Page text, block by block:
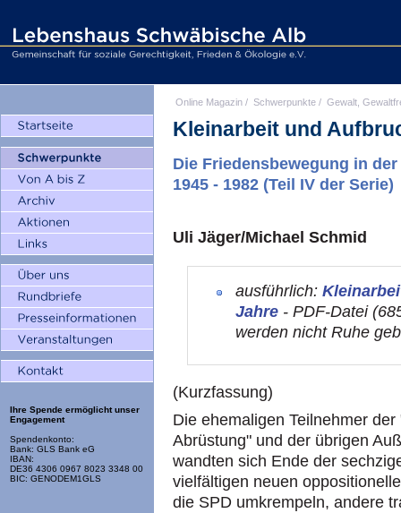
Ihre Spende ermöglicht unser
Engagement
Spendenkonto:
Bank: GLS Bank eG
IBAN:
DE36 4306 0967 8023 3348 00
BIC: GENODEM1GLS
Online Magazin / Schwerpunkte / Gewalt,
Kleinarbeit und
Die Friedensbewegung in
1945 - 1982 (Teil IV der Serie)
Uli Jäger/Michael Schmid
ausführlich:
Jahre - PDF-Datei
werden nicht Ruhe
(Kurzfassung)
Die ehemaligen Teilnehmer
Abrüstung" und der übrigen
wandten sich Ende der
vielfältigen neuen
die SPD umkrempeln, andere